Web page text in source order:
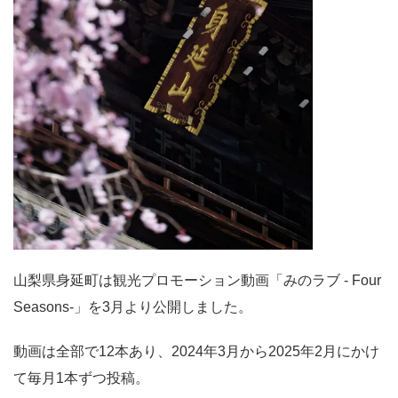
山梨県身延町は観光プロモーション動画「みのラブ - Four
Seasons-」を3月より公開しました。
動画は全部で12本あり、2024年3月から2025年2月にかけ
て毎月1本ずつ投稿。